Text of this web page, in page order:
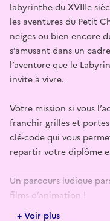
labyrinthe du XVIIIe
les aventures du Petit
neiges ou bien encore
s’amusant dans un
l’aventure que le
invite à vivre.
Votre mission si vous
franchir grilles et
clé-code qui vous
repartir votre diplôme
Un parcours ludique
films d’animation !
+ Voir plus